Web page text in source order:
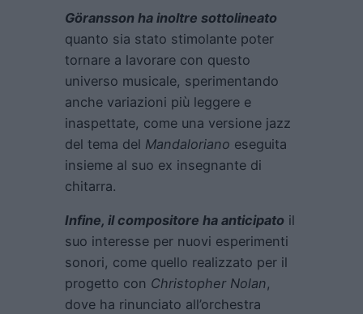
Göransson ha inoltre sottolineato
quanto sia stato stimolante poter
tornare a lavorare con questo
universo musicale, sperimentando
anche variazioni più leggere e
inaspettate, come una versione jazz
del tema del Mandaloriano eseguita
insieme al suo ex insegnante di
chitarra.
Infine, il compositore ha anticipato il
suo interesse per nuovi esperimenti
sonori, come quello realizzato per il
progetto con Christopher Nolan,
dove ha rinunciato all’orchestra